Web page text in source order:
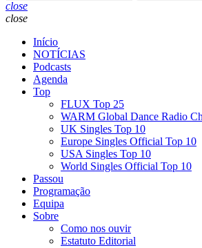
close
close
Início
NOTÍCIAS
Podcasts
Agenda
Top
FLUX Top 25
WARM Global Dance Radio
UK Singles Top 10
Europe Singles Official Top 10
USA Singles Top 10
World Singles Official Top 10
Passou
Programação
Equipa
Sobre
Como nos ouvir
Estatuto Editorial